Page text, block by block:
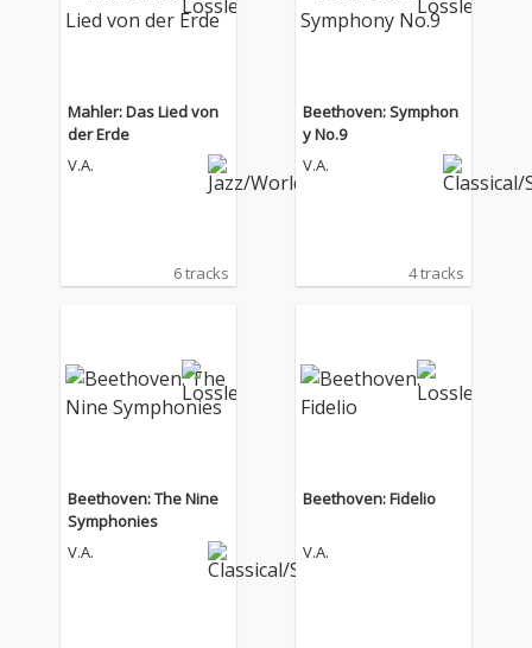
Mahler: Das Lied von
der Erde
V.A.
6 tracks
Beethoven: Symphon
y No.9
V.A.
4 tracks
Beethoven: The Nine
Symphonies
V.A.
Beethoven: Fidelio
V.A.